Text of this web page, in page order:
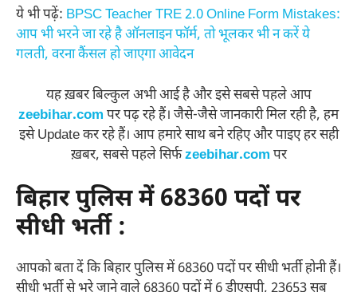
ये भी पढ़ें: BPSC Teacher TRE 2.0 Online Form Mistakes:
आप भी भरने जा रहे है ऑनलाइन फॉर्म, तो भूलकर भी न करें ये
गलती, वरना कैंसल हो जाएगा आवेदन
यह ख़बर बिल्कुल अभी आई है और इसे सबसे पहले आप
zeebihar.com पर पढ़ रहे हैं। जैसे-जैसे जानकारी मिल रही है, हम
इसे Update कर रहे हैं। आप हमारे साथ बने रहिए और पाइए हर सही
ख़बर, सबसे पहले सिर्फzeebihar.com पर
बिहार पुलिस में 68360 पदों पर
सीधी भर्ती :
आपको बता दें कि बिहार पुलिस में 68360 पदों पर सीधी भर्ती होनी हैं।